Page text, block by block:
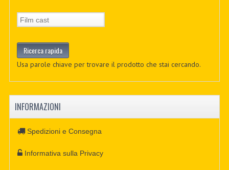
Usa parole chiave per trovare il prodotto che stai cercando.
INFORMAZIONI
Spedizioni e Consegna
Informativa sulla Privacy